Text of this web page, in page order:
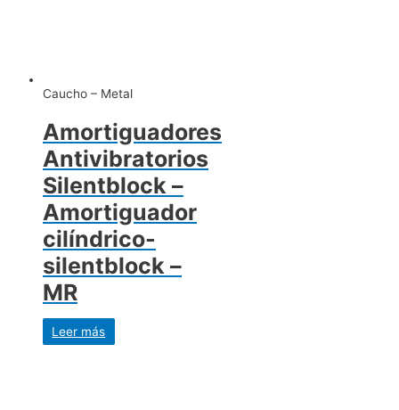
Caucho – Metal
Amortiguadores
Antivibratorios
Silentblock –
Amortiguador
cilíndrico-
silentblock –
MR
Leer más